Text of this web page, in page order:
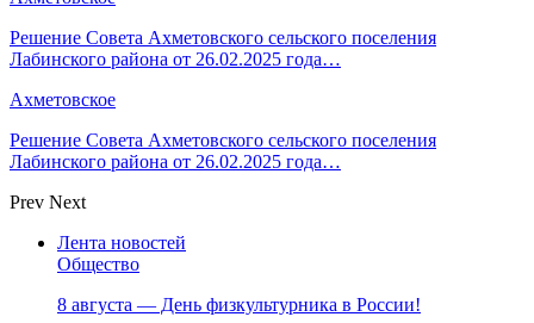
Решение Совета Ахметовского сельского поселения
Лабинского района от 26.02.2025 года…
Ахметовское
Решение Совета Ахметовского сельского поселения
Лабинского района от 26.02.2025 года…
Prev Next
Лента новостей
Общество
8 августа — День физкультурника в России!